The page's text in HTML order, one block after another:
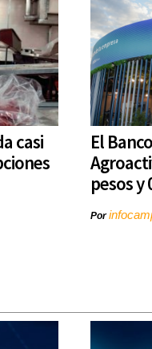
casi
El
pesos y
Por